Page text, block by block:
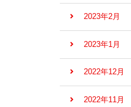
2023年2月
2023年1月
2022年12月
2022年11月